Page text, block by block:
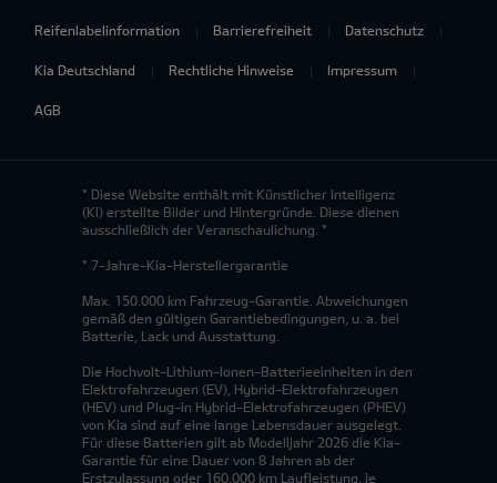
Reifenlabelinformation Barrierefreiheit Datenschutz
Kia Deutschland Rechtliche Hinweise Impressum
AGB
* Diese Website enthält mit Künstlicher Intelligenz
(KI) erstellte Bilder und Hintergründe. Diese dienen
ausschließlich der Veranschaulichung. *
* 7-Jahre-Kia-Herstellergarantie
Max. 150.000 km Fahrzeug-Garantie. Abweichungen
gemäß den gültigen Garantiebedingungen, u. a. bei
Batterie, Lack und Ausstattung.
Die Hochvolt-Lithium-Ionen-Batterieeinheiten in den
Elektrofahrzeugen (EV), Hybrid-Elektrofahrzeugen
(HEV) und Plug-in Hybrid-Elektrofahrzeugen (PHEV)
von Kia sind auf eine lange Lebensdauer ausgelegt.
Für diese Batterien gilt ab Modelljahr 2026 die Kia-
Garantie für eine Dauer von 8 Jahren ab der
Erstzulassung oder 160.000 km Laufleistung, je